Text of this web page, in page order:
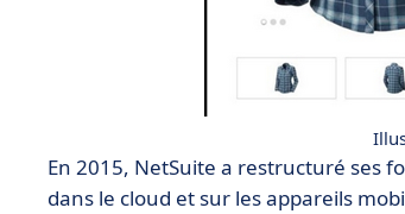
En 2015, NetSuite a restructuré ses
dans le cloud et sur les appareils